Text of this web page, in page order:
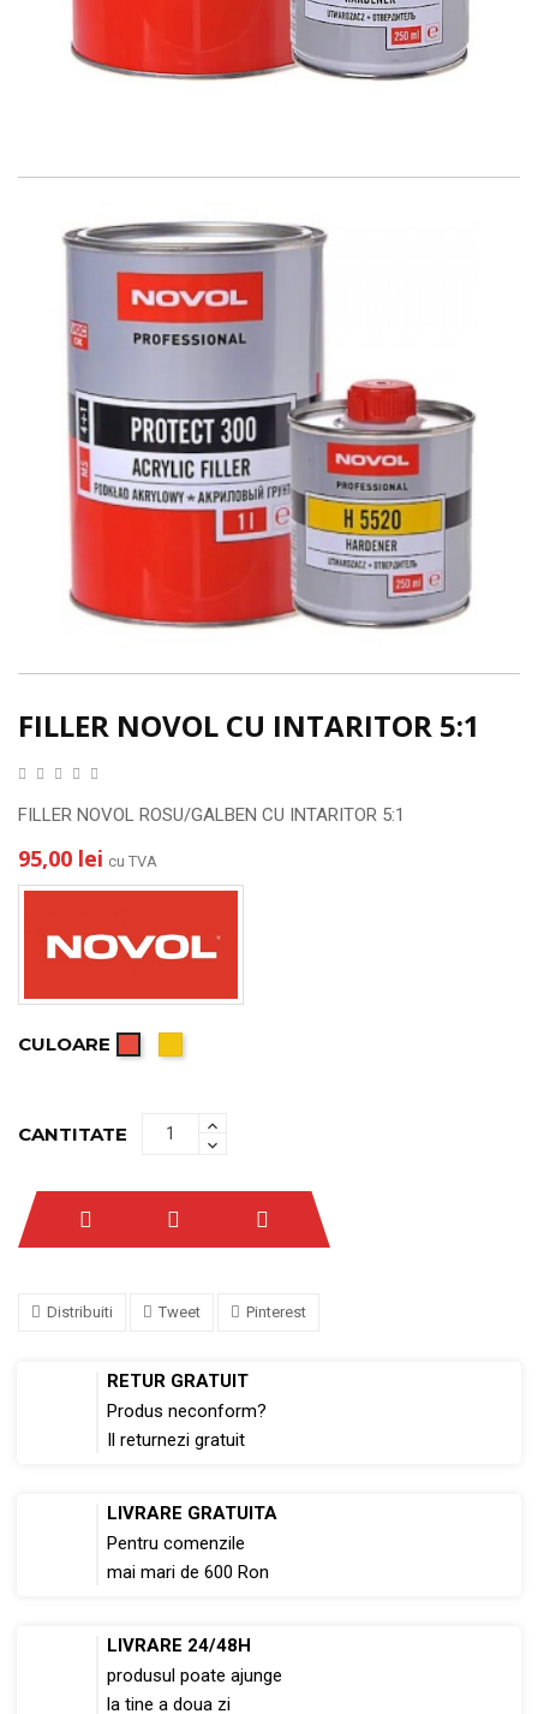
FILLER NOVOL CU INTARITOR 5:1
FILLER NOVOL ROSU/GALBEN CU INTARITOR 5:1
95,00 lei cu TVA
CULOARE
CANTITATE
Distribuiti Tweet Pinterest
RETUR GRATUIT
Produs neconform?
Il returnezi gratuit
LIVRARE GRATUITA
Pentru comenzile
mai mari de 600 Ron
LIVRARE 24/48H
produsul poate ajunge
la tine a doua zi